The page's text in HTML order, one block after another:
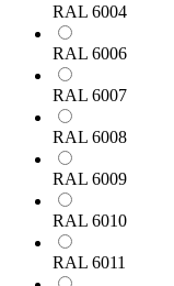
RAL 6004
RAL 6006
RAL 6007
RAL 6008
RAL 6009
RAL 6010
RAL 6011